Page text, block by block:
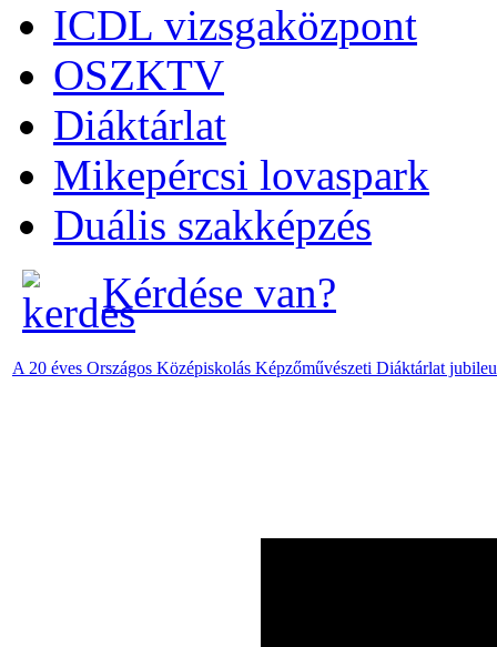
ICDL vizsgaközpont
OSZKTV
Diáktárlat
Mikepércsi lovaspark
Duális szakképzés
Kérdése van?
A 20 éves Országos Középiskolás Képzőművészeti Diáktárlat